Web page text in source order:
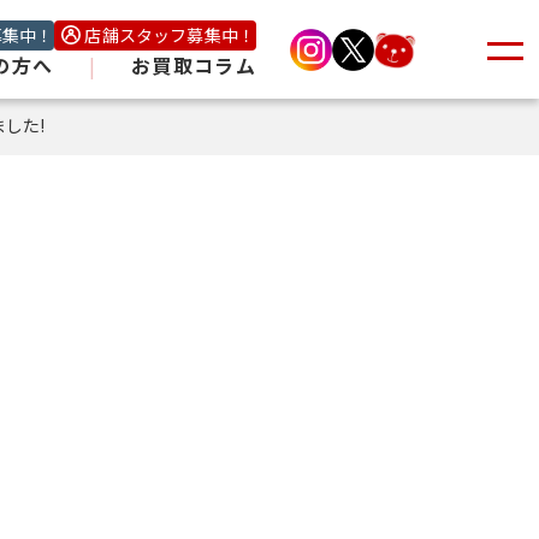
中！ 店舗スタッフ募集中！
方へ | お買取コラム
した!